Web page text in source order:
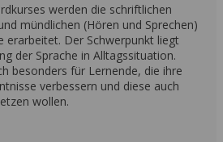
werden die schriftlichen
mündlichen (Hören und Sprechen)
erarbeitet. Der Schwerpunkt liegt
der Sprache in Alltagssituation.
besonders für Lernende, die ihre
verbessern und diese auch
wollen.